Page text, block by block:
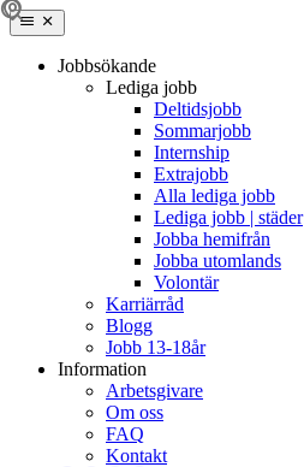
Jobbsökande
Lediga jobb
Deltidsjobb
Sommarjobb
Internship
Extrajobb
Alla lediga jobb
Lediga jobb | städer
Jobba hemifrån
Jobba utomlands
Volontär
Karriärråd
Blogg
Jobb 13-18år
Information
Arbetsgivare
Om oss
FAQ
Kontakt